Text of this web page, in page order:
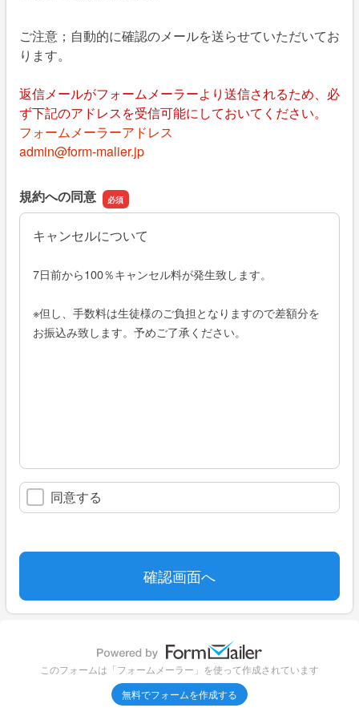
ご注意；自動的に確認のメールを送らせていただいてお
ります。
返信メールがフォームメーラーより送信されるため、必
ず下記のアドレスを受信可能にしておいてください。
フォームメーラーアドレス
admin@form-malier.jp
規約への同意
キャンセルについて
7日前から100％キャンセル料が発生致します。
※但し、手数料は生徒様のご負担となりますので差額分を
お振込み致します。予めご了承ください。
同意する
このフォームは「フォームメーラー」を使って作成されています
無料でフォームを作成する